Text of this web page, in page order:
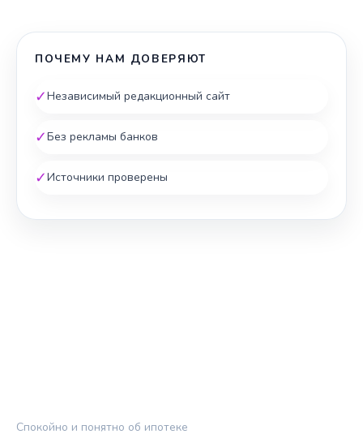
ПОЧЕМУ НАМ ДОВЕРЯЮТ
✓Независимый редакционный сайт
✓Без рекламы банков
✓Источники проверены
Спокойно и понятно об ипотеке